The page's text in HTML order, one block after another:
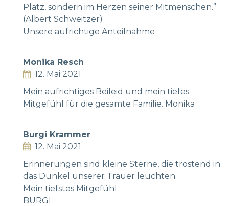
Platz, sondern im Herzen seiner Mitmenschen.”
(Albert Schweitzer)
Unsere aufrichtige Anteilnahme
Monika Resch
12. Mai 2021
Mein aufrichtiges Beileid und mein tiefes
Mitgefühl für die gesamte Familie. Monika
Burgi Krammer
12. Mai 2021
Erinnerungen sind kleine Sterne, die tröstend in
das Dunkel unserer Trauer leuchten.
Mein tiefstes Mitgefühl
BURGI